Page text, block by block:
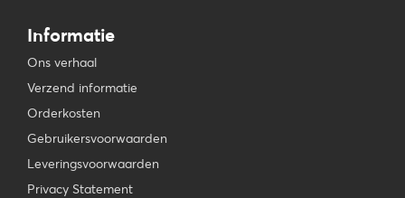
Informatie
Ons verhaal
Verzend informatie
Orderkosten
Gebruikersvoorwaarden
Leveringsvoorwaarden
Privacy Statement